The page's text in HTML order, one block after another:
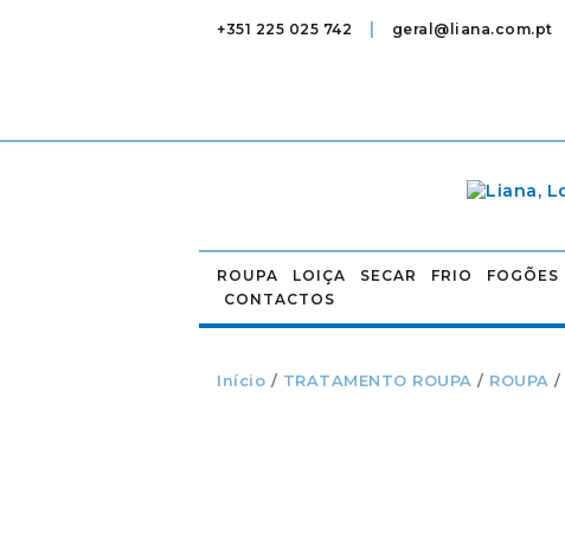
+351 225 025 742 | geral@liana.com.pt
ROUPA LOIÇA SECAR FRIO FOGÕES
CONTACTOS
Início / TRATAMENTO ROUPA / ROUPA /